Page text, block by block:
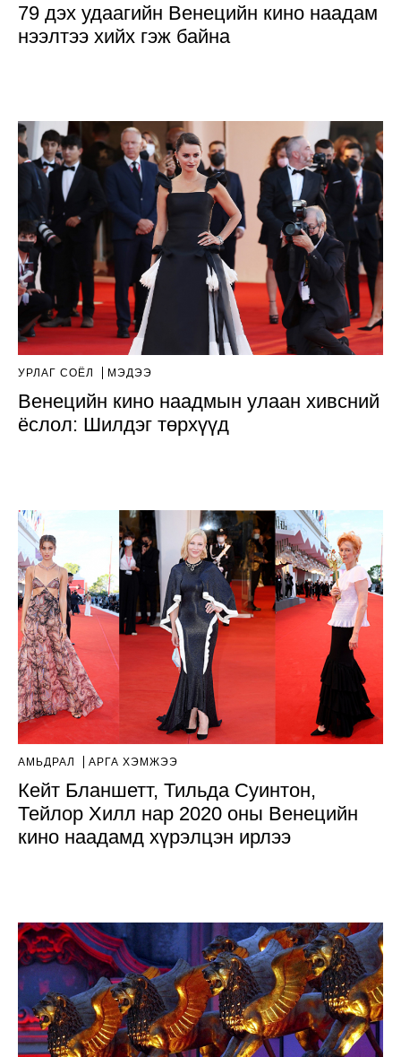
79 дэх удаагийн Венецийн кино наадам
нээлтээ хийх гэж байна
УРЛАГ СОЁЛ МЭДЭЭ
Венецийн кино наадмын улаан хивсний
ёслол: Шилдэг төрхүүд
АМЬДРАЛ АРГА ХЭМЖЭЭ
Кейт Бланшетт, Тильда Суинтон,
Тейлор Хилл нар 2020 оны Венецийн
кино наадамд хүрэлцэн ирлээ